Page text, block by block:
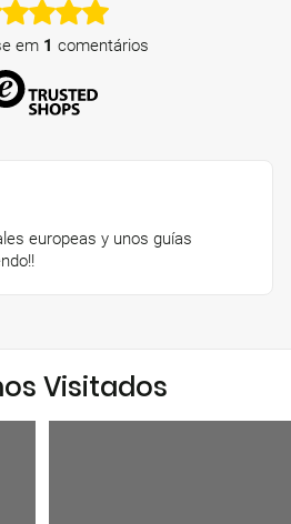
em 1 comentários
europeas y unos guías
Visitados